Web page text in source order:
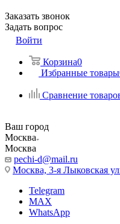
Заказать звонок
Задать вопрос
Войти
Корзина0
Избранные товары
Сравнение
Ваш город
Москва
Москва
pechi-d@mail.ru
Москва, 3-я Лыковская
Telegram
MAX
WhatsApp